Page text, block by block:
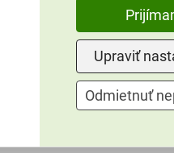
1 bal /
Bramac
Bramac
Upraviť
Odmietnuť